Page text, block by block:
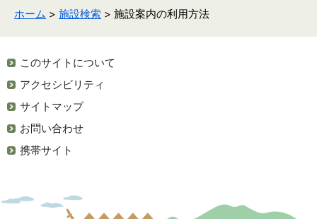
ホーム > 施設検索 > 施設案内の利用方法
このサイトについて
アクセシビリティ
サイトマップ
お問い合わせ
携帯サイト